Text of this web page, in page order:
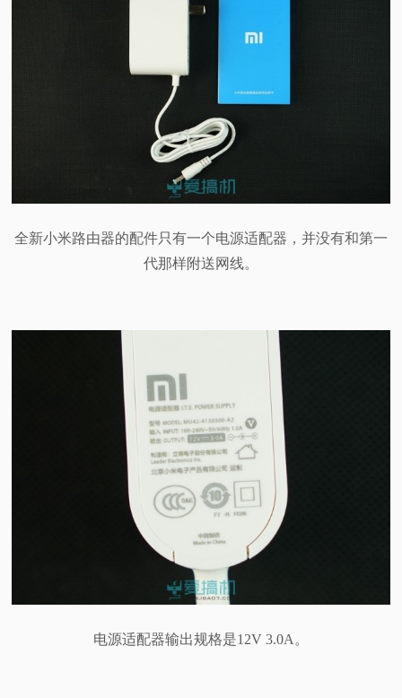
全新小米路由器的配件只有一个电源适配器，并没有和第一
代那样附送网线。
电源适配器输出规格是12V 3.0A。